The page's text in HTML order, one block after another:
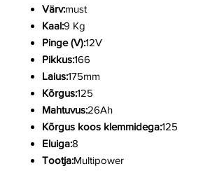
Värv:must
Kaal:9 Kg
Pinge (V):12V
Pikkus:166
Laius:175mm
Kõrgus:125
Mahtuvus:26Ah
Kõrgus koos klemmidega:125
Eluiga:8
Tootja:Multipower